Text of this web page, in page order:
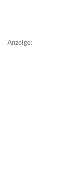
Anzeige: